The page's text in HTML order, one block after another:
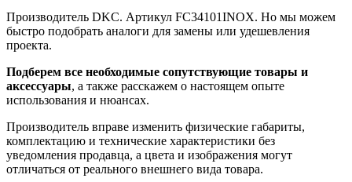
Производитель DKC. Артикул FC34101INOX. Но мы можем
быстро подобрать аналоги для замены или удешевления
проекта.
Подберем все необходимые сопутствующие товары и
аксессуары, а также расскажем о настоящем опыте
использования и нюансах.
Производитель вправе изменить физические габариты,
комплектацию и технические характеристики без
уведомления продавца, а цвета и изображения могут
отличаться от реального внешнего вида товара.